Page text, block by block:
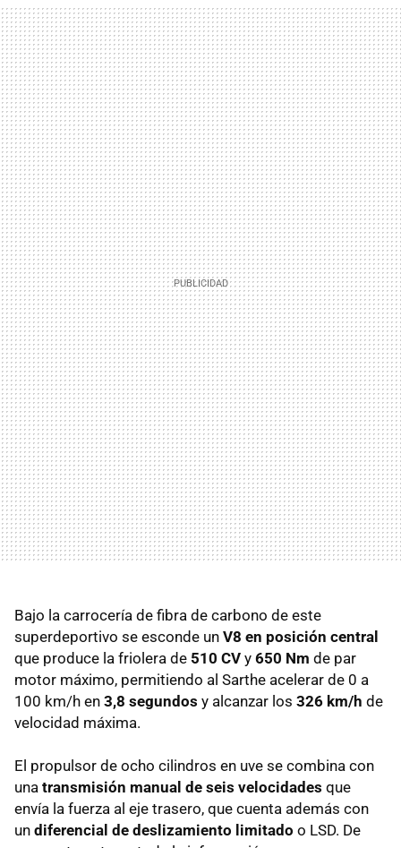
Bajo la carrocería de fibra de carbono de este
superdeportivo se esconde un V8 en posición central
que produce la friolera de 510 CV y 650 Nm de par
motor máximo, permitiendo al Sarthe acelerar de 0 a
100 km/h en 3,8 segundos y alcanzar los 326 km/h de
velocidad máxima.
El propulsor de ocho cilindros en uve se combina con
una transmisión manual de seis velocidades que
envía la fuerza al eje trasero, que cuenta además con
un diferencial de deslizamiento limitado o LSD. De